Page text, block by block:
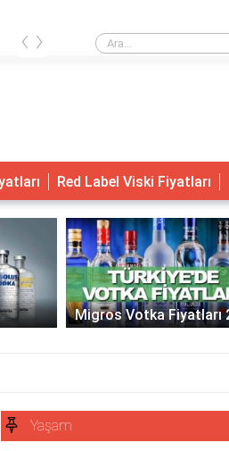
Rüyada Kocanla Öpüşmek
‹ ›
Red Label Viski Fiyatları
Migros Votka Fiyatları
Yaşam